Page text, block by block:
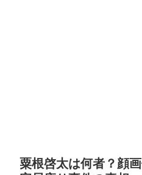
粟根啓太は何者？顔